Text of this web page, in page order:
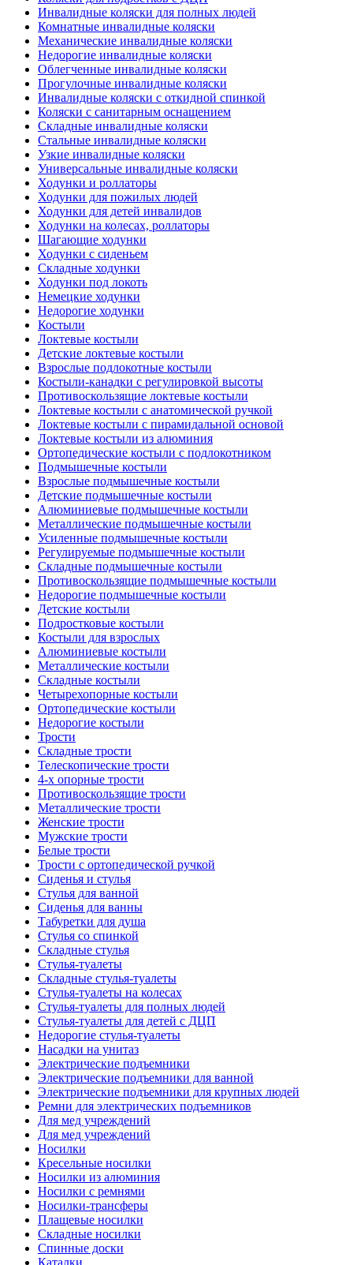
Инвалидные коляски для полных людей
Комнатные инвалидные коляски
Механические инвалидные коляски
Недорогие инвалидные коляски
Облегченные инвалидные коляски
Прогулочные инвалидные коляски
Инвалидные коляски с откидной спинкой
Коляски с санитарным оснащением
Складные инвалидные коляски
Стальные инвалидные коляски
Узкие инвалидные коляски
Универсальные инвалидные коляски
Ходунки и роллаторы
Ходунки для пожилых людей
Ходунки для детей инвалидов
Ходунки на колесах, роллаторы
Шагающие ходунки
Ходунки с сиденьем
Складные ходунки
Ходунки под локоть
Немецкие ходунки
Недорогие ходунки
Костыли
Локтевые костыли
Детские локтевые костыли
Взрослые подлокотные костыли
Костыли-канадки с регулировкой высоты
Противоскользящие локтевые костыли
Локтевые костыли с анатомической ручкой
Локтевые костыли с пирамидальной основой
Локтевые костыли из алюминия
Ортопедические костыли с подлокотником
Подмышечные костыли
Взрослые подмышечные костыли
Детские подмышечные костыли
Алюминиевые подмышечные костыли
Металлические подмышечные костыли
Усиленные подмышечные костыли
Регулируемые подмышечные костыли
Складные подмышечные костыли
Противоскользящие подмышечные костыли
Недорогие подмышечные костыли
Детские костыли
Подростковые костыли
Костыли для взрослых
Алюминиевые костыли
Металлические костыли
Складные костыли
Четырехопорные костыли
Ортопедические костыли
Недорогие костыли
Трости
Складные трости
Телескопические трости
4-х опорные трости
Противоскользящие трости
Металлические трости
Женские трости
Мужские трости
Белые трости
Трости с ортопедической ручкой
Сиденья и стулья
Стулья для ванной
Сиденья для ванны
Табуретки для душа
Стулья со спинкой
Складные стулья
Стулья-туалеты
Складные стулья-туалеты
Стулья-туалеты на колесах
Стулья-туалеты для полных людей
Стулья-туалеты для детей с ДЦП
Недорогие стулья-туалеты
Насадки на унитаз
Электрические подъемники
Электрические подъемники для ванной
Электрические подъемники для крупных людей
Ремни для электрических подъемников
Для мед учреждений
Для мед учреждений
Носилки
Кресельные носилки
Носилки из алюминия
Носилки с ремнями
Носилки-трансферы
Плащевые носилки
Складные носилки
Спинные доски
Каталки